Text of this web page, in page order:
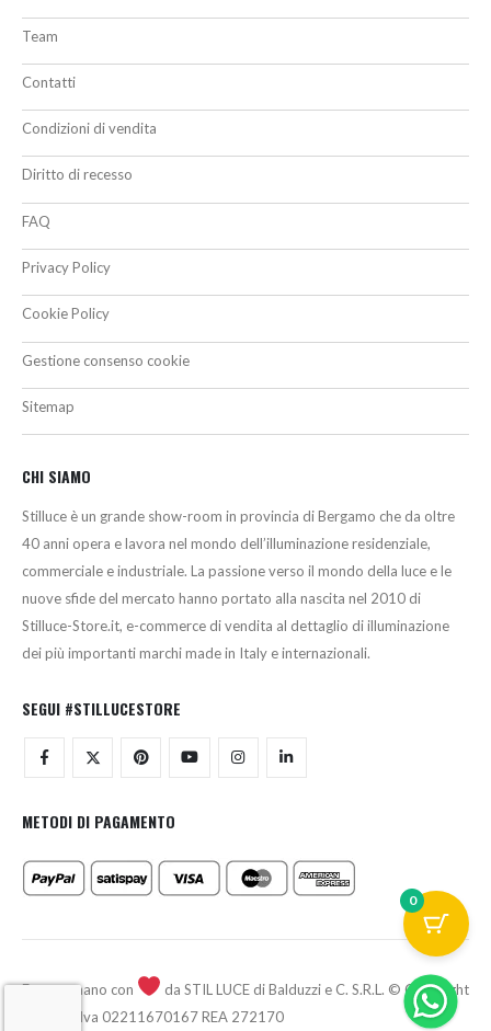
Team
Contatti
Condizioni di vendita
Diritto di recesso
FAQ
Privacy Policy
Cookie Policy
Gestione consenso cookie
Sitemap
CHI SIAMO
Stilluce è un grande show-room in provincia di Bergamo che da oltre
40 anni opera e lavora nel mondo dell’illuminazione residenziale,
commerciale e industriale. La passione verso il mondo della luce e le
nuove sfide del mercato hanno portato alla nascita nel 2010 di
Stilluce-Store.it, e-commerce di vendita al dettaglio di illuminazione
dei più importanti marchi made in Italy e internazionali.
SEGUI #STILLUCESTORE
METODI DI PAGAMENTO
Fatto a mano con
da STIL LUCE di Balduzzi e C. S.R.L. © Copyright
2026 - P.Iva 02211670167 REA 272170
0